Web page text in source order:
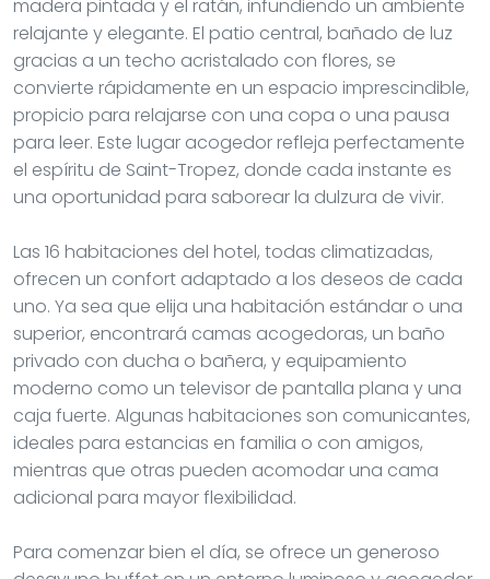
madera pintada y el ratán, infundiendo un ambiente
relajante y elegante. El patio central, bañado de luz
gracias a un techo acristalado con flores, se
convierte rápidamente en un espacio imprescindible,
propicio para relajarse con una copa o una pausa
para leer. Este lugar acogedor refleja perfectamente
el espíritu de Saint-Tropez, donde cada instante es
una oportunidad para saborear la dulzura de vivir.
Las 16 habitaciones del hotel, todas climatizadas,
ofrecen un confort adaptado a los deseos de cada
uno. Ya sea que elija una habitación estándar o una
superior, encontrará camas acogedoras, un baño
privado con ducha o bañera, y equipamiento
moderno como un televisor de pantalla plana y una
caja fuerte. Algunas habitaciones son comunicantes,
ideales para estancias en familia o con amigos,
mientras que otras pueden acomodar una cama
adicional para mayor flexibilidad.
Para comenzar bien el día, se ofrece un generoso